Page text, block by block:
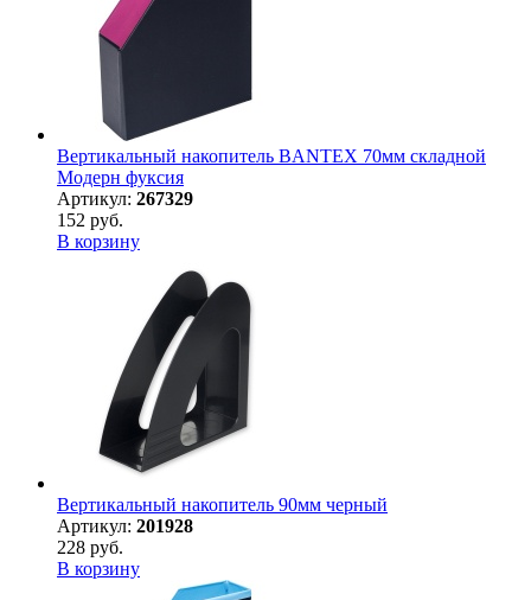
Вертикальный накопитель BANTEX 70мм складной
Модерн фуксия
Артикул: 267329
152 руб.
В корзину
Вертикальный накопитель 90мм черный
Артикул: 201928
228 руб.
В корзину